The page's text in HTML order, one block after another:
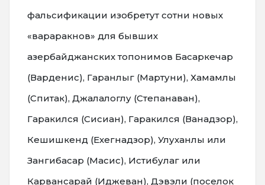
фальсификации изобретут сотни новых
«вараракнов» для бывших
азербайджанских топонимов Басаркечар
(Варденис), Гаранлыг (Мартуни), Хамамлы
(Спитак), Джалалоглу (Степанаван),
Гаракился (Сисиан), Гаракился (Ванадзор),
Кешишкенд (Ехегнадзор), Улуханлы или
Зангибасар (Масис), Истибулаг или
Карвансарай (Иджеван), Дэвэли (поселок